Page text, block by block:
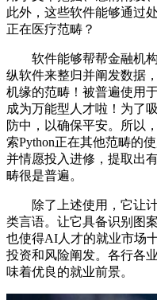
此外，这些软件能够通过
正在医疗范畴？
软件能够帮帮金融机构
纵软件来整归并阐发数据
机缘的范畴！被普遍使用
成为万能型人才啦！为了
防中，以确保平安。所以
索Python正在其他范畴的
并情愿投入进修，提取出
畴很是普遍。
除了上述使用，它让计
类言语。让它具备识别图
也使得AI人才的就业市场
投资和风险阐发。各行各
味着优良的就业前景。